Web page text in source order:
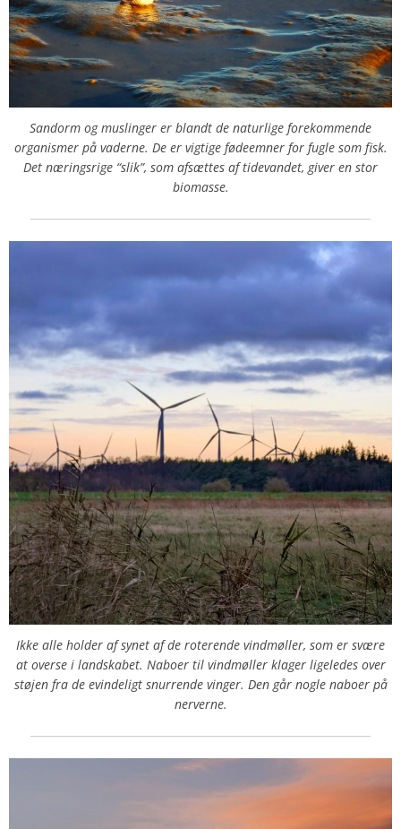
Sandorm og muslinger er blandt de naturlige forekommende
organismer på vaderne. De er vigtige fødeemner for fugle som fisk.
Det næringsrige “slik”, som afsættes af tidevandet, giver en stor
biomasse.
Ikke alle holder af synet af de roterende vindmøller, som er svære
at overse i landskabet. Naboer til vindmøller klager ligeledes over
støjen fra de evindeligt snurrende vinger. Den går nogle naboer på
nerverne.